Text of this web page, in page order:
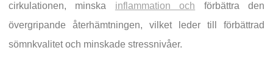
cirkulationen, minska inflammation och förbättra den
övergripande återhämtningen, vilket leder till förbättrad
sömnkvalitet och minskade stressnivåer.